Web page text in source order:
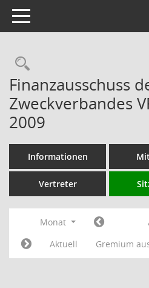
Toggle navigation
Rechercheauswahl
Finanzausschuss
Zweckverbandes
2009
Informationen
Vertreter
Monat
Aktuell
Gremium